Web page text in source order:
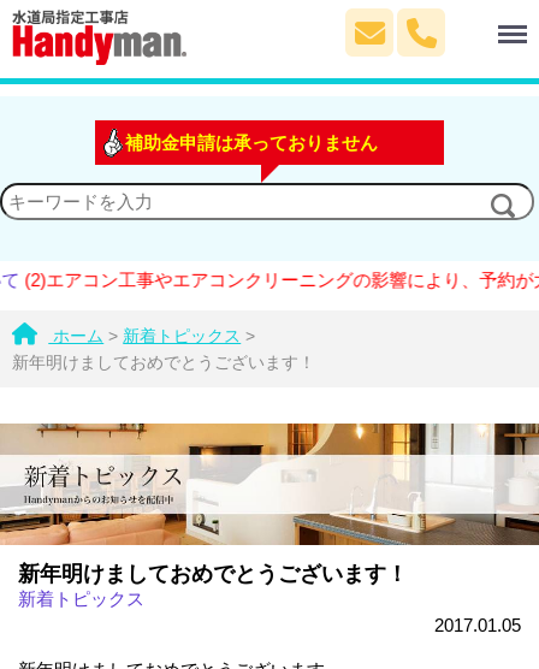
補助金申請は承っておりません
エアコン工事やエアコンクリーニングの影響により、予約が大
ホーム > 新着トピックス >
新年明けましておめでとうございます！
新年明けましておめでとうございます！
新着トピックス
2017.01.05